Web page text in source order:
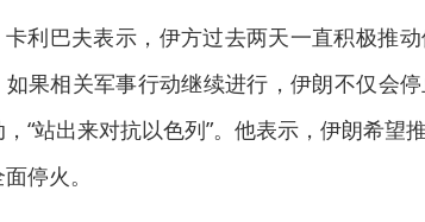
卡利巴夫表示，伊方过去两天一直积极推
如果相关军事行动继续进行，伊朗不仅会
“站出来对抗以色列”。他表示，伊朗希望
停火。